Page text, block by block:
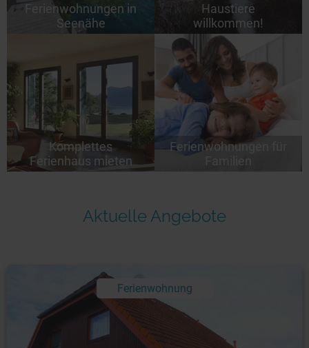
Ferienwohnungen in
Seenähe
Haustiere
willkommen!
Komplettes
Ferienhaus mieten
Ferienwohnungen für
Familien
Aktuelle Angebote
Ferienwohnung